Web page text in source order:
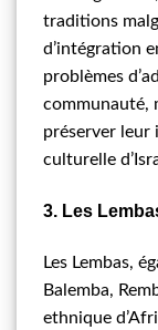
traditions
d’intégration
problèmes
communauté,
préserver leur
culturelle
3. Les
Les Lembas,
Balemba,
ethnique